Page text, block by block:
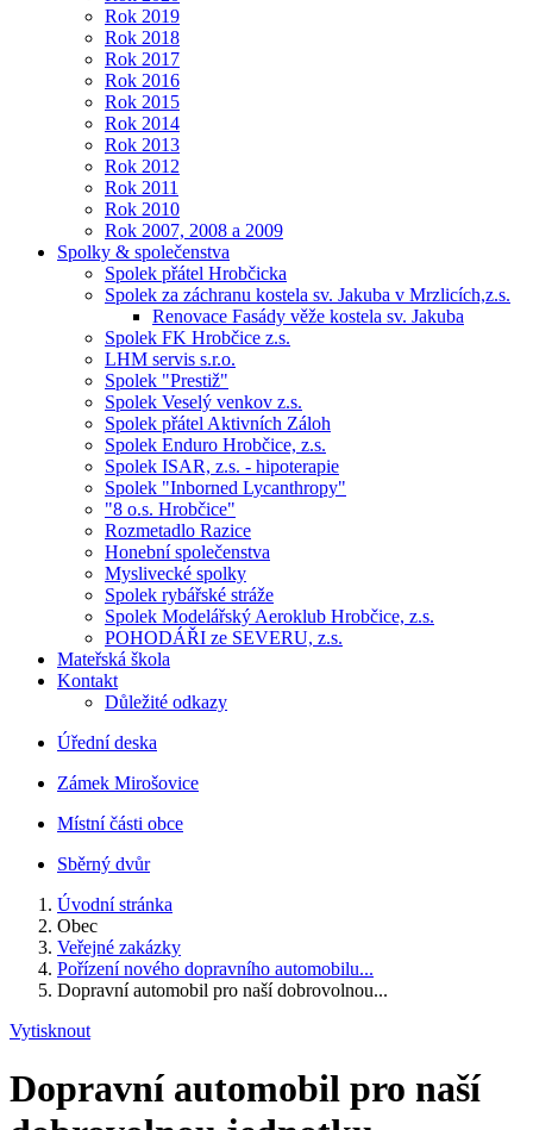
Rok 2019
Rok 2018
Rok 2017
Rok 2016
Rok 2015
Rok 2014
Rok 2013
Rok 2012
Rok 2011
Rok 2010
Rok 2007, 2008 a 2009
Spolky & společenstva
Spolek přátel Hrobčicka
Spolek za záchranu kostela sv. Jakuba v Mrzlicích,z.s.
Renovace Fasády věže kostela sv. Jakuba
Spolek FK Hrobčice z.s.
LHM servis s.r.o.
Spolek "Prestiž"
Spolek Veselý venkov z.s.
Spolek přátel Aktivních Záloh
Spolek Enduro Hrobčice, z.s.
Spolek ISAR, z.s. - hipoterapie
Spolek "Inborned Lycanthropy"
"8 o.s. Hrobčice"
Rozmetadlo Razice
Honební společenstva
Myslivecké spolky
Spolek rybářské stráže
Spolek Modelářský Aeroklub Hrobčice, z.s.
POHODÁŘI ze SEVERU, z.s.
Mateřská škola
Kontakt
Důležité odkazy
Úřední deska
Zámek Mirošovice
Místní části obce
Sběrný dvůr
Úvodní stránka
Obec
Veřejné zakázky
Pořízení nového dopravního automobilu...
Dopravní automobil pro naší dobrovolnou...
Vytisknout
Dopravní automobil pro naší